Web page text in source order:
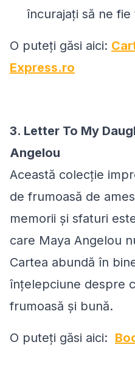
încurajați să ne fie
O puteți găsi aici:
Express.ro
3. Letter To My
Angelou
Această colecție
de frumoasă de
memorii și sfaturi
care Maya Angelou
Cartea abundă în
înțelepciune despre
frumoasă și bună.
O puteți găsi aici: